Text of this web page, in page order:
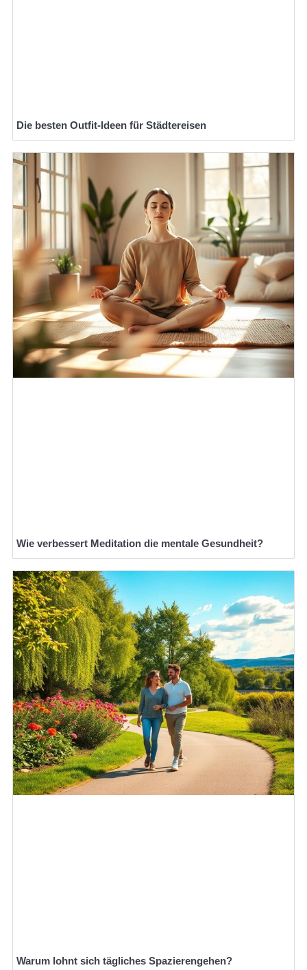
Die besten Outfit-Ideen für Städtereisen
Wie verbessert Meditation die mentale Gesundheit?
Warum lohnt sich tägliches Spazierengehen?